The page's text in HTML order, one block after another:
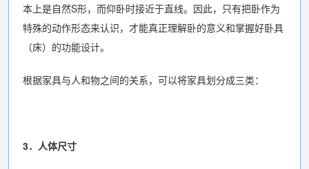
本上是自然S形，而仰卧时接近于直线。因此，只有把卧作为
特殊的动作形态来认识，才能真正理解卧的意义和掌握好卧具
（床）的功能设计。
根据家具与人和物之间的关系，可以将家具划分成三类：
3．人体尺寸